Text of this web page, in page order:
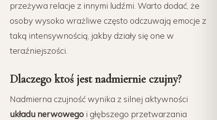
przeżywa relacje z innymi ludźmi. Warto dodać, że
osoby wysoko wrażliwe często odczuwają emocje z
taką intensywnością, jakby działy się one w
teraźniejszości.
Dlaczego ktoś jest nadmiernie czujny?
Nadmierna czujność wynika z silnej aktywności
układu nerwowego i głębszego przetwarzania